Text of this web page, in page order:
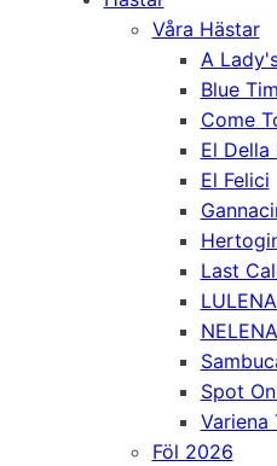
Våra Hästar
A
Blue
Come
El Della
El Felici
Last
NELENA
Spot
Variena
Föl 2026